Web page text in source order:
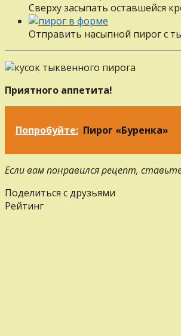
Сверху засыпать оставшейся
Отправить насыпной пирог с
Приятного аппетита!
Попробуйте: Пирог «Буренка»
Если вам понравился рецепт,
Поделиться с друзьями
Рейтинг